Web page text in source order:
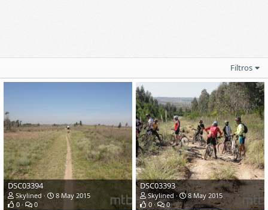
Filtros
DSC03394
Skylined
8 May 2015
0
0
DSC03393
Skylined
8 May 2015
0
0